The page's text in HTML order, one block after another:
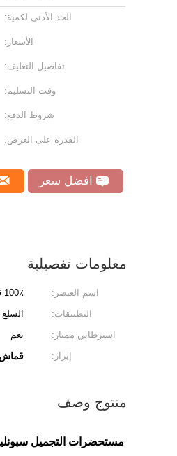
الحد الأدنى لكمية:
الأسعار:
تفاصيل التغليف:
وقت التسليم:
شروط الدفع:
القدرة على العرض:
افضل سعر
معلومات تفصيلية
اسم العنصر: 100٪ قطن سبونليس أقمشة غير منسوجة مع استرطاب ممتاز
التطبيقات:
استرطابي ممتاز:
نعم
إبراز:
منتوج وصف
مستحضرات التجميل